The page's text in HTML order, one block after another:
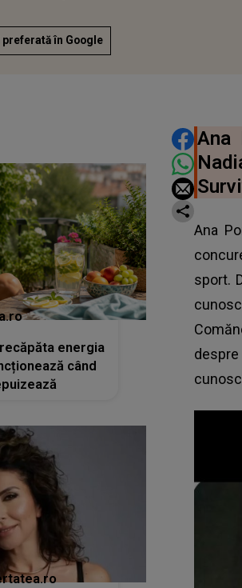
în Google
Ana
Ana
sport.
energia
când